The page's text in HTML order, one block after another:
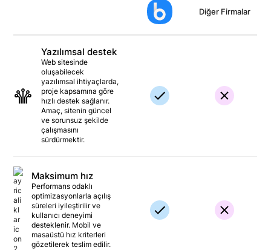
Diğer Firmalar
Yazılımsal destek
Web sitesinde
oluşabilecek
yazılımsal ihtiyaçlarda,
proje kapsamına göre
hızlı destek sağlanır.
Amaç, sitenin güncel
ve sorunsuz şekilde
çalışmasını
sürdürmektir.
Maksimum hız
Performans odaklı
optimizasyonlarla açılış
süreleri iyileştirilir ve
kullanıcı deneyimi
desteklenir. Mobil ve
masaüstü hız kriterleri
gözetilerek teslim edilir.